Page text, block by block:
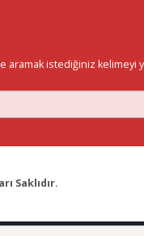
aramak istediğiniz kelimeyi
Saklıdır.